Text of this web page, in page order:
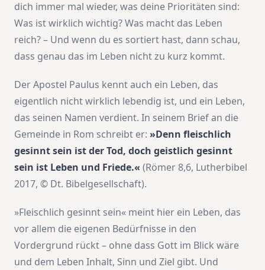
dich immer mal wieder, was deine Prioritäten sind:
Was ist wirklich wichtig? Was macht das Leben
reich? – Und wenn du es sortiert hast, dann schau,
dass genau das im Leben nicht zu kurz kommt.
Der Apostel Paulus kennt auch ein Leben, das
eigentlich nicht wirklich lebendig ist, und ein Leben,
das seinen Namen verdient. In seinem Brief an die
Gemeinde in Rom schreibt er: »Denn fleischlich
gesinnt sein ist der Tod, doch geistlich gesinnt
sein ist Leben und Friede.« (Römer 8,6, Lutherbibel
2017, © Dt. Bibelgesellschaft).
»Fleischlich gesinnt sein« meint hier ein Leben, das
vor allem die eigenen Bedürfnisse in den
Vordergrund rückt – ohne dass Gott im Blick wäre
und dem Leben Inhalt, Sinn und Ziel gibt. Und